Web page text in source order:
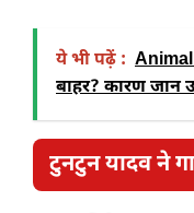
ये भी पढ़ें :
बाहर? कारण
टुनटुन यादव ने